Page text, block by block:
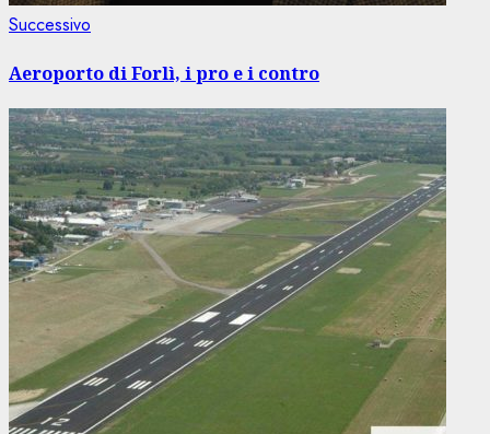
Successivo
Aeroporto di Forlì, i pro e i contro